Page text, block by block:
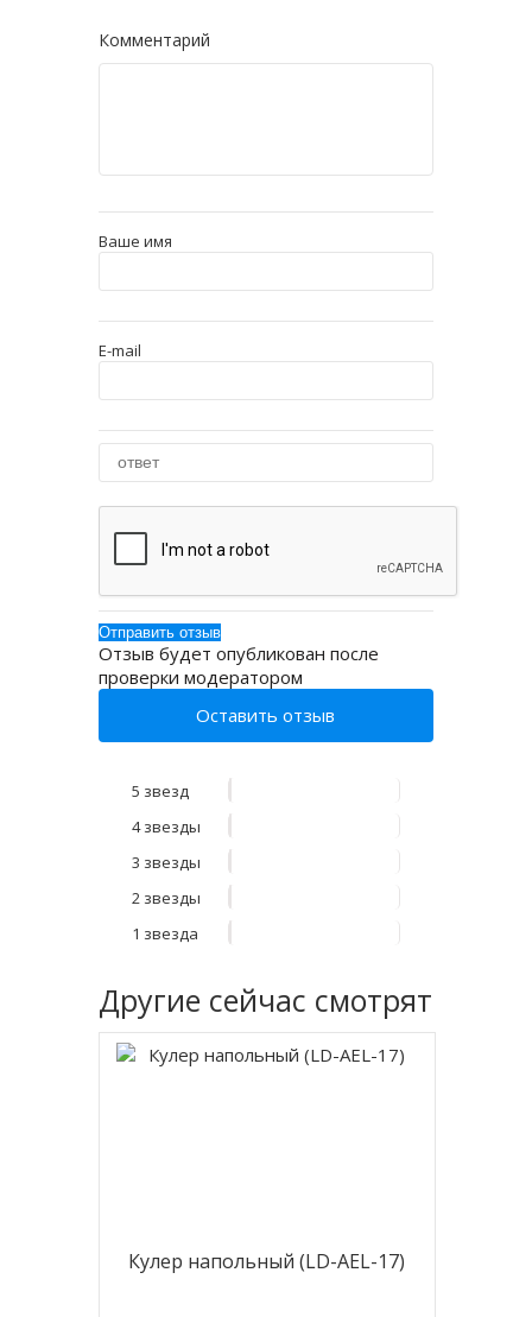
Комментарий
Ваше имя
E-mail
Отзыв будет опубликован после
проверки модератором
Оставить отзыв
5 звезд
4 звезды
3 звезды
2 звезды
1 звезда
Другие сейчас смотрят
Кулер напольный (LD-AEL-17)